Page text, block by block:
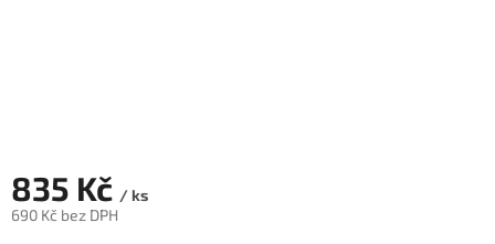
835 Kč / ks
690 Kč bez DPH